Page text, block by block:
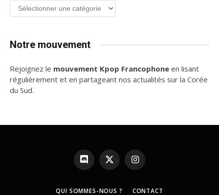
Groupe
de
Notre mouvement
Rejoignez le mouvement Kpop Francophone en lisant
régulièrement et en partageant nos actualités sur la Corée
du Sud.
Discord X
(Twitter)
Instagram
QUI SOMMES-NOUS ? CONTACT